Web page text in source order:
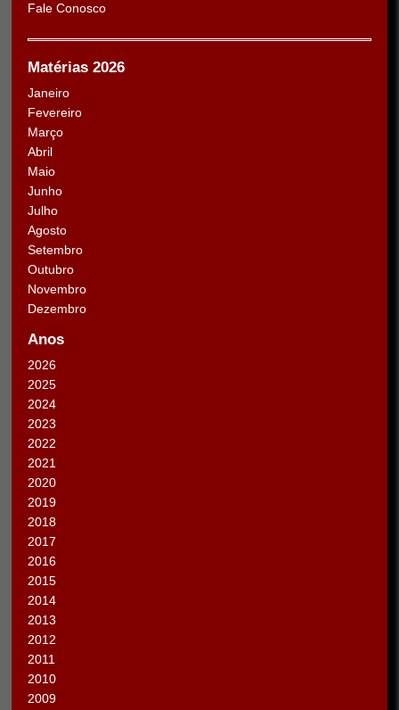
Fale Conosco
Matérias 2026
Janeiro
Fevereiro
Março
Abril
Maio
Junho
Julho
Agosto
Setembro
Outubro
Novembro
Dezembro
Anos
2026
2025
2024
2023
2022
2021
2020
2019
2018
2017
2016
2015
2014
2013
2012
2011
2010
2009